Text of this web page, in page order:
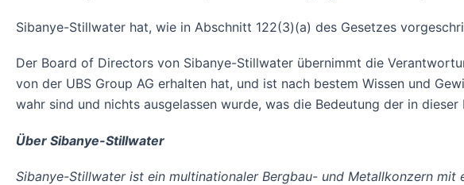
Sibanye-Stillwater hat, wie in Abschnitt 122(3)(a) des Gesetzes
Der Board of Directors von Sibanye-Stillwater übernimmt die
von der UBS Group AG erhalten hat, und ist nach bestem Wissen und
wahr sind und nichts ausgelassen wurde, was die Bedeutung der in
Über Sibanye-Stillwater
Sibanye-Stillwater ist ein multinationaler Bergbau- und Metallkonzern